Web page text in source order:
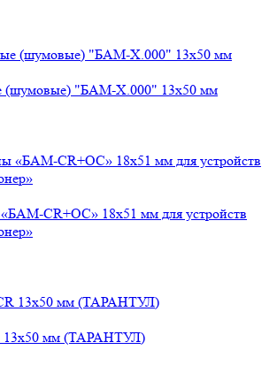
(шумовые) "БАМ-Х.000" 13х50 мм
CR+ОС» 18х51 мм для устройств
мм (ТАРАНТУЛ)